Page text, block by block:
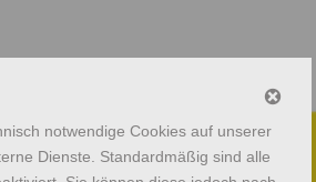
notwendige Cookies auf unserer
Dienste. Standardmäßig sind alle